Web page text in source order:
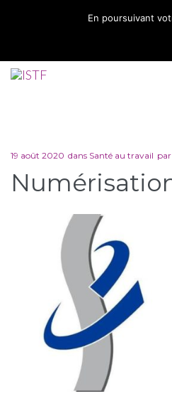
02 35 10 10 32 15 RUE DE
19 août 2020 dans Santé au travail par
En poursuivant